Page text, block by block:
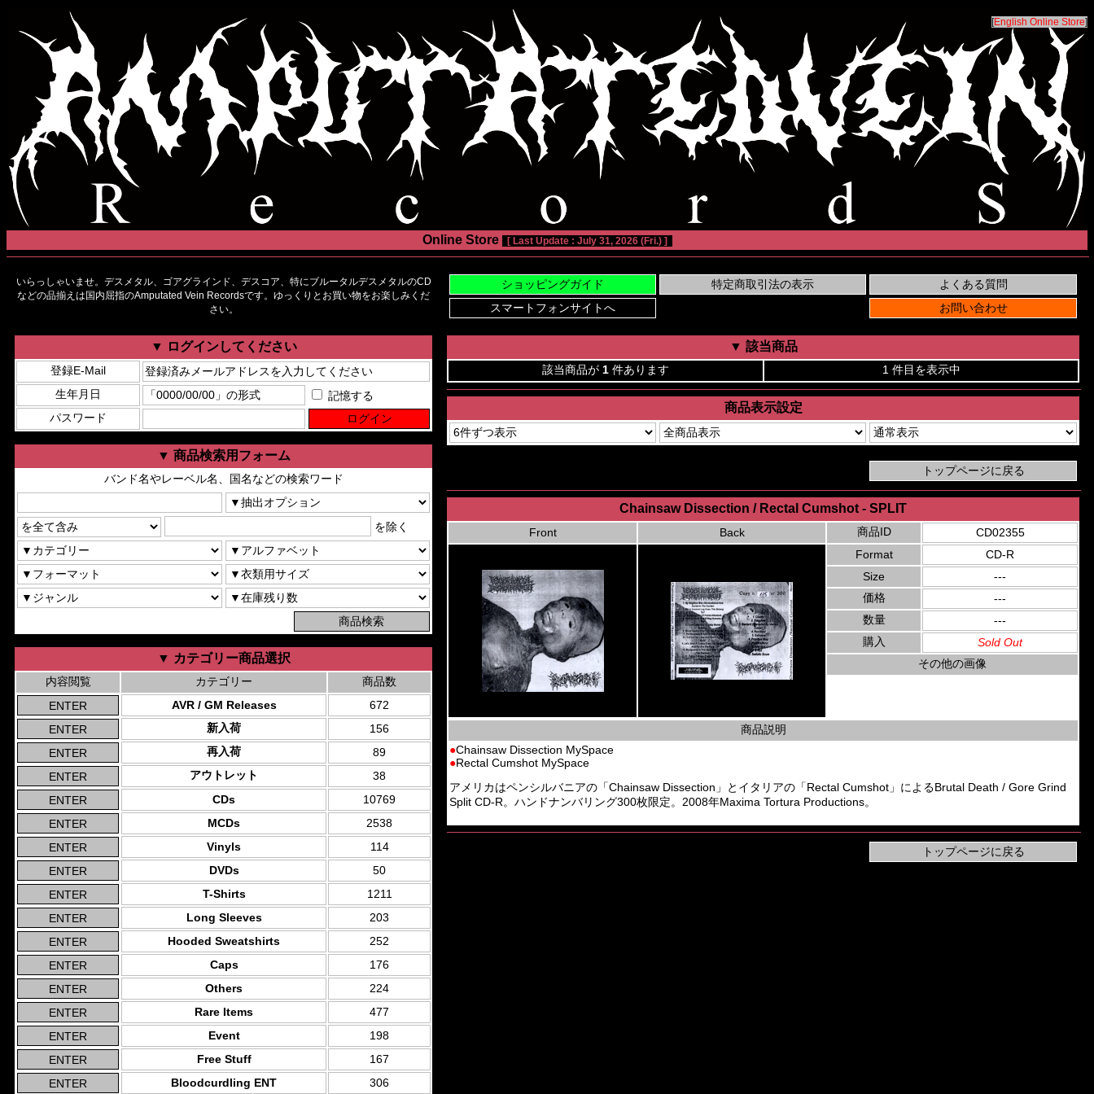
[English Online Store]
Online Store [ Last Update : July 31, 2026 (Fri.) ]
いらっしゃいませ。デスメタル、ゴアグラインド、デスコア、特にブルータルデスメタルのCD
などの品揃えは国内屈指のAmputated Vein Recordsです。ゆっくりとお買い物をお楽しみくだ
さい。
▼ ログインしてください
登録E-Mail
生年月日
記憶する
パスワード
▼ 商品検索用フォーム
バンド名やレーベル名、国名などの検索ワード
を除く
▼ カテゴリー商品選択
内容閲覧 カテゴリー
商品数
AVR / GM Releases
672
新入荷
156
再入荷
89
アウトレット
38
CDs
10769
MCDs
2538
Vinyls
114
DVDs
50
T-Shirts
1211
Long Sleeves
203
Hooded Sweatshirts
252
Caps
176
Others
224
Rare Items
477
Event
198
Free Stuff
167
Bloodcurdling ENT
306
▼ 該当商品
該当商品が 1 件あります 1 件目を表示中
商品表示設定
Chainsaw Dissection / Rectal Cumshot - SPLIT
Front Back 商品ID
CD02355
Format
CD-R
Size
---
価格
---
数量
---
購入
Sold Out
その他の画像
商品説明
●Chainsaw Dissection MySpace
●Rectal Cumshot MySpace
アメリカはペンシルバニアの「Chainsaw Dissection」とイタリアの「Rectal Cumshot」によるBrutal Death / Gore Grind
Split CD-R。ハンドナンバリング300枚限定。2008年Maxima Tortura Productions。